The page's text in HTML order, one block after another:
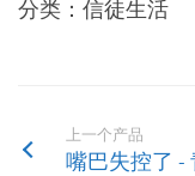
分类：信徒生活
上一个产品
嘴巴失控了 -